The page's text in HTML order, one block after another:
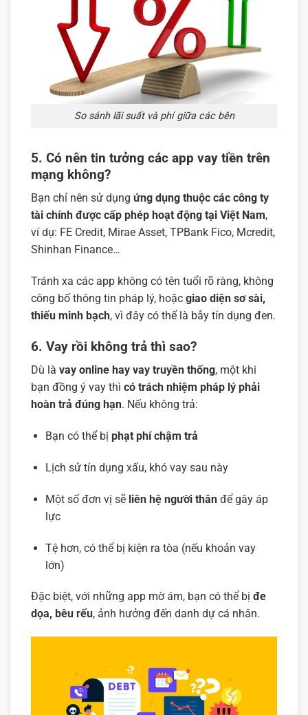
So sánh lãi suất và phí giữa các bên
5. Có nên tin tưởng các app vay tiền trên
mạng không?
Bạn chỉ nên sử dụng ứng dụng thuộc các công ty
tài chính được cấp phép hoạt động tại Việt Nam,
ví dụ: FE Credit, Mirae Asset, TPBank Fico, Mcredit,
Shinhan Finance…
Tránh xa các app không có tên tuổi rõ ràng, không
công bố thông tin pháp lý, hoặc giao diện sơ sài,
thiếu minh bạch, vì đây có thể là bẫy tín dụng đen.
6. Vay rồi không trả thì sao?
Dù là vay online hay vay truyền thống, một khi
bạn đồng ý vay thì có trách nhiệm pháp lý phải
hoàn trả đúng hạn. Nếu không trả:
Bạn có thể bị phạt phí chậm trả
Lịch sử tín dụng xấu, khó vay sau này
Một số đơn vị sẽ liên hệ người thânđể gây áp
lực
Tệ hơn, có thể bị kiện ra tòa (nếu khoản vay
lớn)
Đặc biệt, với những app mờ ám, bạn có thể bị đe
dọa, bêu rếu, ảnh hưởng đến danh dự cá nhân.